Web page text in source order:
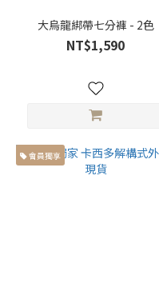
正
素
面
大烏龍綁帶七分褲 - 2色
NT$1,590
會員獨享